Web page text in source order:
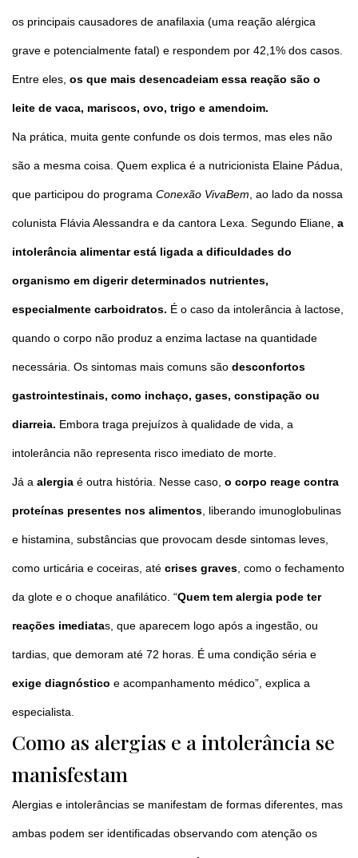
os principais causadores de anafilaxia (uma reação alérgica
grave e potencialmente fatal) e respondem por 42,1% dos casos.
Entre eles, os que mais desencadeiam essa reação são o
leite de vaca, mariscos, ovo, trigo e amendoim.
Na prática, muita gente confunde os dois termos, mas eles não
são a mesma coisa. Quem explica é a nutricionista Elaine Pádua,
que participou do programa Conexão VivaBem , ao lado da nossa
colunista Flávia Alessandra e da cantora Lexa. Segundo Eliane, a
intolerância alimentar está ligada a dificuldades do
organismo em digerir determinados nutrientes,
especialmente carboidratos. É o caso da intolerância à lactose,
quando o corpo não produz a enzima lactase na quantidade
necessária. Os sintomas mais comuns são desconfortos
gastrointestinais, como inchaço, gases, constipação ou
diarreia. Embora traga prejuízos à qualidade de vida, a
intolerância não representa risco imediato de morte.
Já a alergia é outra história. Nesse caso, o corpo reage contra
proteínas presentes nos alimentos , liberando imunoglobulinas
e histamina, substâncias que provocam desde sintomas leves,
como urticária e coceiras, até crises graves , como o fechamento
da glote e o choque anafilático. “Quem tem alergia pode ter
reações imediatas, que aparecem logo após a ingestão, ou
tardias, que demoram até 72 horas. É uma condição séria e
exige diagnóstico e acompanhamento médico”, explica a
especialista.
Como as alergias e a intolerância se
manisfestam
Alergias e intolerâncias se manifestam de formas diferentes, mas
ambas podem ser identificadas observando com atenção os